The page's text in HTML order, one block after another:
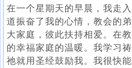
在一个星期天的早晨，我走
道振奋了我的心情，教会的
大家庭，彼此扶持相爱。在
的幸福家庭的温暖。我学习
祂就用圣经鼓励我。我很快